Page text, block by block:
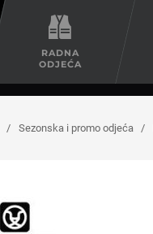
RADNA
ODJEĆA
/ Sezonska i promo odjeća /